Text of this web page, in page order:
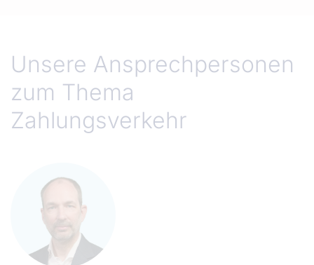
Unsere Ansprechpersonen
zum Thema
Zahlungsverkehr